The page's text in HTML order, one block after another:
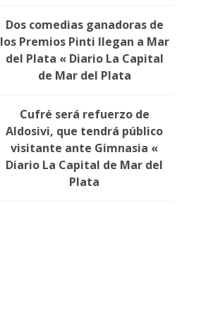
Dos comedias ganadoras de
los Premios Pinti llegan a Mar
del Plata « Diario La Capital
de Mar del Plata
Cufré será refuerzo de
Aldosivi, que tendrá público
visitante ante Gimnasia «
Diario La Capital de Mar del
Plata